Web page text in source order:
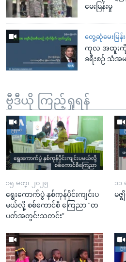
မေးမြန်းမှု
တွေ့ဆုံမေးမြန်း
ကုလ အထူးကို
ခရီးစဉ် သံအမ
ဗွီဒီယို ကြည့်ရှုရန်
၁၅ မတ္၊ ၂၀၂၅
ရွေးကောက်ပွဲ နှစ်ကုန်ပိုင်းကျင်းပ
မယ်လို့ စစ်ကောင်စီ ကြေညာ “တ
ပတ်အတွင်းသတင်း”
၁၁
မဇ္